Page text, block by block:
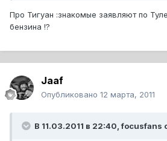
Про Тигуан :знакомые заявляют по
бензина !?
Jaaf
Опубликовано 12 марта, 2011
В 11.03.2011 в 22:40, focusfans